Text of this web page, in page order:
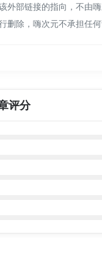
部链接的指向，不由
除，嗨次元不承担任何
评分